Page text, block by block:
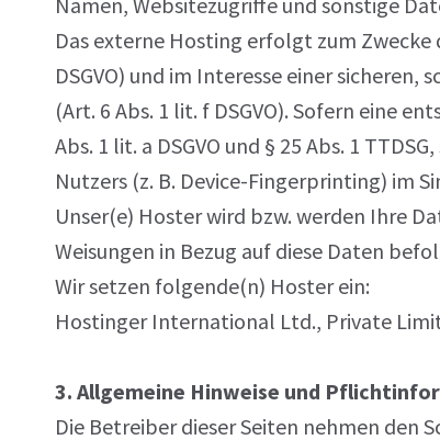
Das externe Hosting erfolgt zum
DSGVO) und im Interesse einer
(Art. 6 Abs. 1 lit. f DSGVO). Sofern eine
Abs. 1 lit. a DSGVO und § 25 Abs. 1
Nutzers (z. B. Device-Fingerprinting) im
Unser(e) Hoster wird bzw. werden Ihre
Weisungen in Bezug auf diese Daten
Wir setzen folgende(n) Hoster ein:
Hostinger International Ltd., Private
3. Allgemeine Hinweise und
Die Betreiber dieser Seiten nehmen den